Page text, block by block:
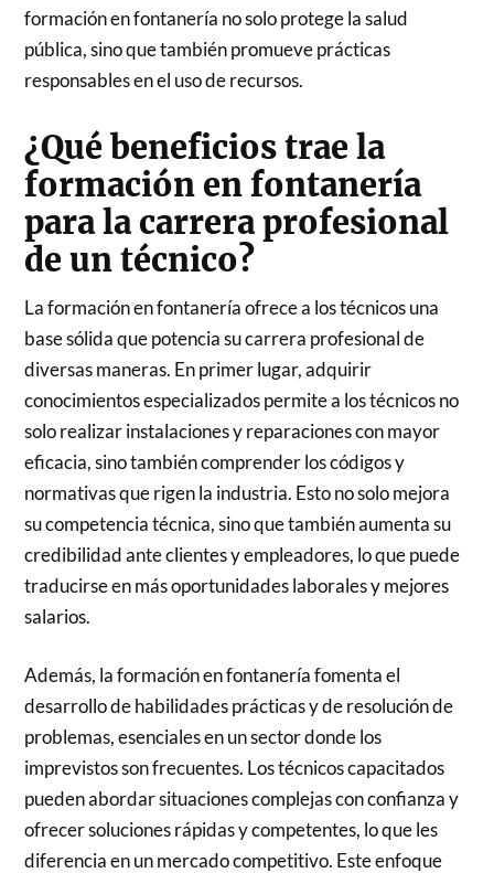
formación en fontanería no solo protege la salud
pública, sino que también promueve prácticas
responsables en el uso de recursos.
¿Qué beneficios trae la
formación en fontanería
para la carrera profesional
de un técnico?
La formación en fontanería ofrece a los técnicos una
base sólida que potencia su carrera profesional de
diversas maneras. En primer lugar, adquirir
conocimientos especializados permite a los técnicos no
solo realizar instalaciones y reparaciones con mayor
eficacia, sino también comprender los códigos y
normativas que rigen la industria. Esto no solo mejora
su competencia técnica, sino que también aumenta su
credibilidad ante clientes y empleadores, lo que puede
traducirse en más oportunidades laborales y mejores
salarios.
Además, la formación en fontanería fomenta el
desarrollo de habilidades prácticas y de resolución de
problemas, esenciales en un sector donde los
imprevistos son frecuentes. Los técnicos capacitados
pueden abordar situaciones complejas con confianza y
ofrecer soluciones rápidas y competentes, lo que les
diferencia en un mercado competitivo. Este enfoque